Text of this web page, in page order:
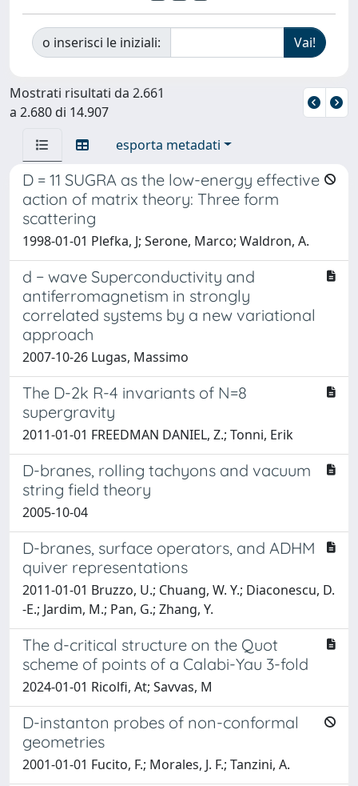
o inserisci le iniziali:
Mostrati risultati da 2.661
a 2.680 di 14.907
esporta metadati
D = 11 SUGRA as the low-energy effective
action of matrix theory: Three form
scattering
1998-01-01 Plefka, J; Serone, Marco; Waldron, A.
d − wave Superconductivity and
antiferromagnetism in strongly
correlated systems by a new variational
approach
2007-10-26 Lugas, Massimo
The D-2k R-4 invariants of N=8
supergravity
2011-01-01 FREEDMAN DANIEL, Z.; Tonni, Erik
D-branes, rolling tachyons and vacuum
string field theory
2005-10-04
D-branes, surface operators, and ADHM
quiver representations
2011-01-01 Bruzzo, U.; Chuang, W. Y.; Diaconescu, D.
-E.; Jardim, M.; Pan, G.; Zhang, Y.
The d-critical structure on the Quot
scheme of points of a Calabi-Yau 3-fold
2024-01-01 Ricolfi, At; Savvas, M
D-instanton probes of non-conformal
geometries
2001-01-01 Fucito, F.; Morales, J. F.; Tanzini, A.